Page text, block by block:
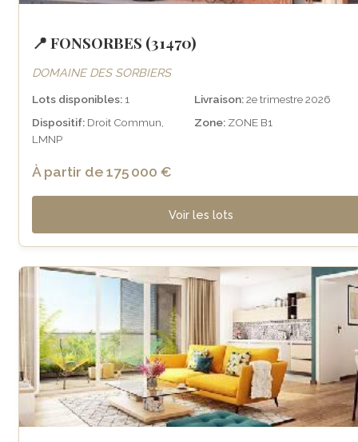
📍 FONSORBES (31470)
DOMAINE DES SORBIERS
Lots disponibles: 1 Livraison:2e trimestre 2026
Dispositif: Droit Commun,
LMNP
Zone: ZONE B1
À partir de 175 000 €
Voir les lots